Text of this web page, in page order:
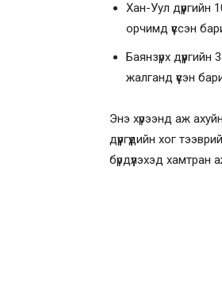
Хан-Уул дүүргийн
орчимд үүссэн
Баянзүрх
жалганд үүсэн
Энэ хүрээнд аж
дүүргүүдийн хог
бүрдүүлэхэд